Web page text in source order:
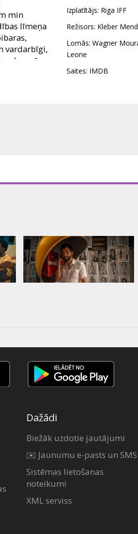
min
līmeņa
vardarbīgi,
ko mēs
Izplatītājs: Riga IFF
Režisors: Kleber
Lomās: Wagner
Leone
Saites: IMDB
Dažādi
Biežāk uzdotie jautājumi
✉️ Jaunumu e-pasts un SMS
Sistēmas lietošanas
noteikumi
XML serviss